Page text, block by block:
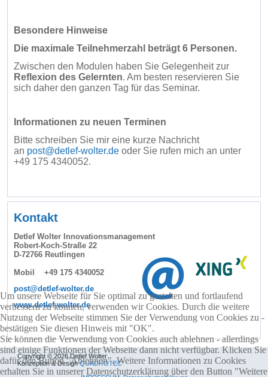
Besondere Hinweise
Die maximale Teilnehmerzahl beträgt 6 Personen.
Zwischen den Modulen haben Sie Gelegenheit zur
Reflexion des Gelernten. Am besten reservieren Sie
sich daher den ganzen Tag für das Seminar.
Informationen zu neuen Terminen
Bitte schreiben Sie mir eine kurze Nachricht
an post@detlef-wolter.de oder Sie rufen mich an unter
+49 175 4340052.
Kontakt
Detlef Wolter Innovationsmanagement
Robert-Koch-Straße 22
D-72766 Reutlingen
Mobil +49 175 4340052
post@detlef-wolter.de
www.detlef-wolter.de
Copyright © 2026 Detlef Wolter
Konzeption & DesignQUADROTEC
Um unsere Webseite für Sie optimal zu gestalten und fortlaufend
verbessern zu können, verwenden wir Cookies. Durch die weitere
Nutzung der Webseite stimmen Sie der Verwendung von Cookies zu -
bestätigen Sie diesen Hinweis mit "OK".
Sie können die Verwendung von Cookies auch ablehnen - allerdings
sind einige Funktionen der Webseite dann nicht verfügbar. Klicken Sie
dafür den Button "Ablehnen". Weitere Informationen zu Cookies
erhalten Sie in unserer Datenschutzerklärung über den Button "Weitere